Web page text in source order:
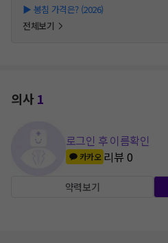
▶ 봉침 가격은? (2026)
전체보기
의사1
로그인 후 이름확인
카카오 리뷰0
약력보기